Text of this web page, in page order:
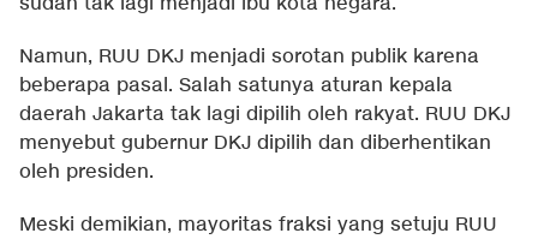
Namun, RUU DKJ menjadi sorotan publik karena
beberapa pasal. Salah satunya aturan kepala
daerah Jakarta tak lagi dipilih oleh rakyat. RUU DKJ
menyebut gubernur DKJ dipilih dan diberhentikan
oleh presiden.
Meski demikian, mayoritas fraksi yang setuju RUU